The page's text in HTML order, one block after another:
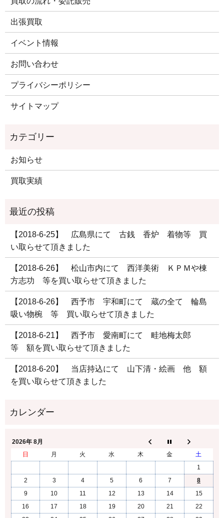
出張買取
イベント情報
お問い合わせ
プライバシーポリシー
サイトマップ
お知らせ
買取実績
【2018-6-25】 広島県にて 古銭 香炉 着物等 買
い取らせて頂きました
【2018-6-26】 松山市内にて 西洋美術 ＫＰＭや棟
方志功 等を買い取らせて頂きました
【2018-6-26】 西予市 宇和町にて 蔵の全て 輪島
吸い物椀 等 買い取らせて頂きました
【2018-6-21】 西予市 愛南町にて 畦地梅太郎
等 額を買い取らせて頂きました
【2018-6-20】 当店持込にて 山下清・絵画 他 額
を買い取らせて頂きました
2026年 8月
日
月 火 水 木 金
土
1
2
3 4 5 6 7
8
9
10 11 12 13 14
15
16
17 18 19 20 21
22